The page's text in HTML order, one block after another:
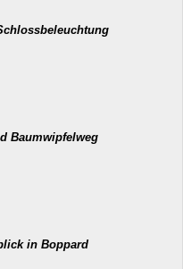
Baumwipfelweg
in Boppard